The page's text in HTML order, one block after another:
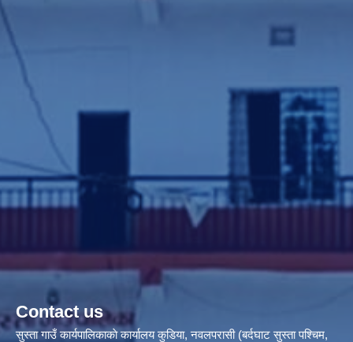
Contact us
सुस्ता गाउँ कार्यपालिकाकाे कार्यालय कुडिया, नवलपरासी (बर्दघाट सुस्ता पश्चिम,